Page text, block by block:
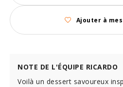
Ajouter à
NOTE DE L'ÉQUIPE RICARDO
Voilà un dessert savoureux